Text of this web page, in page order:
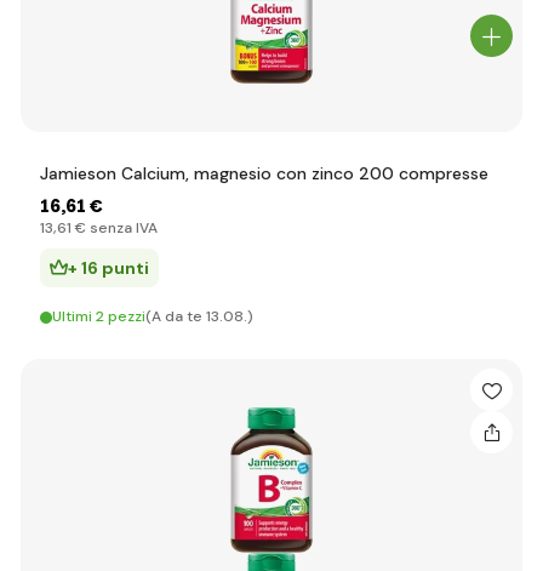
Jamieson Calcium, magnesio con zinco 200 compresse
16,61 €
13,61 € senza IVA
+ 16 punti
Ultimi 2 pezzi(A da te 13.08.)